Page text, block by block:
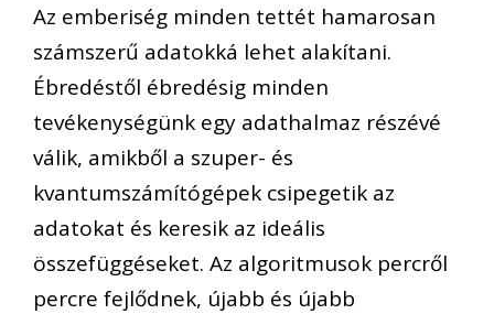
Az emberiség minden tettét hamarosan
számszerű adatokká lehet alakítani.
Ébredéstől ébredésig minden
tevékenységünk egy adathalmaz részévé
válik, amikből a szuper- és
kvantumszámítógépek csipegetik az
adatokat és keresik az ideális
összefüggéseket. Az algoritmusok percről
percre fejlődnek, újabb és újabb